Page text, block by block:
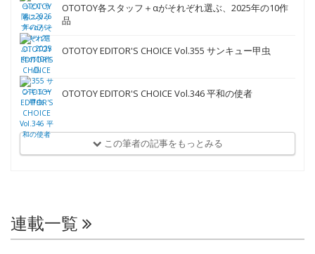
OTOTOY各スタッフ＋αがそれぞれ選ぶ、2025年の10作
品
OTOTOY EDITOR'S CHOICE Vol.355 サンキュー甲虫
OTOTOY EDITOR'S CHOICE Vol.346 平和の使者
この筆者の記事をもっとみる
連載一覧